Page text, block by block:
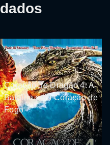
Coração de Dragão 4: A
Batalha pelo Coração de
Fogo